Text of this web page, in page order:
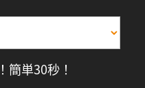
簡単30秒！